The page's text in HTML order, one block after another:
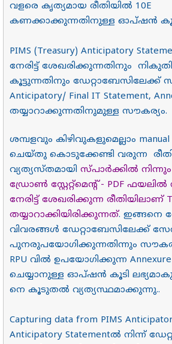
വളരെ കൃത്യമായ രീതിയിൽ 10E
കണക്കാക്കുന്നതിനുള്ള ഓപ്ഷൻ
PIMS (Treasury) Anticipatory
നേരിട്ട് ശേഖരിക്കുന്നതിനും
കൂട്ടുന്നതിനും ഡേറ്റാബേസിലേക്ക്
Anticipatory/ Final IT Statement,
തയ്യാറാക്കുന്നതിനുമുള്ള സൗകര്യം.
ശമ്പളവും കിഴിവുകളുമെല്ലാം
ചെയ്തു കൊടുക്കേണ്ടി വരുന്ന
വ്യത്യസ്തമായി സ്പാർക്കിൽ
ഡ്രോൺ സ്റ്റേറ്റ്മെന്റ് - PDF ഫയലിൽ
നേരിട്ട് ശേഖരിക്കുന്ന രീതിയിലാണ്
തയ്യാറാക്കിയിരിക്കുന്നത്. ഇങ്ങനെ
വിവരങ്ങൾ ഡേറ്റാബേസിലേക്ക്
പുനരുപയോഗിക്കുന്നതിന്നും
RPU വിൽ ഉപയോഗിക്കുന്ന
ചെയ്യാനുള്ള ഓപ്ഷൻ കൂടി
നെ കൂടുതൽ വ്യത്യസ്ഥമാക്കുന്നു..
Capturing data from PIMS
Anticipatory Statementൽ നിന്ന് ഡേറ്റ